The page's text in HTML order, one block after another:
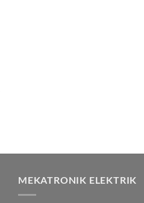
MEKATRONIK ELEKTRIK